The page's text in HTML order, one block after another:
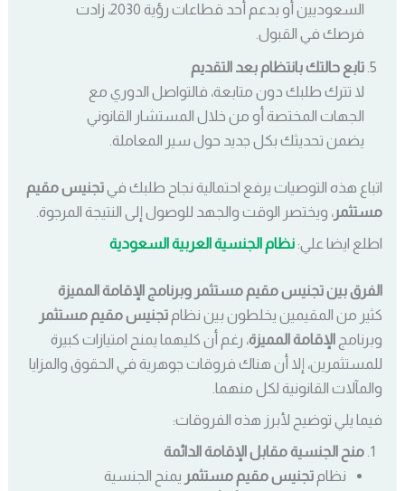
السعوديين أو بدعم أحد قطاعات رؤية 2030، زادت
فرصك في القبول.
تابع حالتك بانتظام بعد التقديم
لا تترك طلبك دون متابعة، فالتواصل الدوري مع
الجهات المختصة أو من خلال المستشار القانوني
يضمن تحديثك بكل جديد حول سير المعاملة.
اتباع هذه التوصيات يرفع احتمالية نجاح طلبك فيتجنيس مقيم
مستثمر، ويختصر الوقت والجهد للوصول إلى النتيجة المرجوة.
اطلع ايضا علي: نظام الجنسية العربية السعودية
الفرق بين تجنيس مقيم مستثمر وبرنامج الإقامة المميزة
كثير من المقيمين يخلطون بين نظامتجنيس مقيم مستثمر
وبرنامجالإقامة المميزة، رغم أن كليهما يمنح امتيازات كبيرة
للمستثمرين، إلا أن هناك فروقات جوهرية في الحقوق والمزايا
والمآلات القانونية لكل منهما.
فيما يلي توضيح لأبرز هذه الفروقات:
منح الجنسية مقابل الإقامة الدائمة
نظامتجنيس مقيم مستثمر يمنح الجنسية